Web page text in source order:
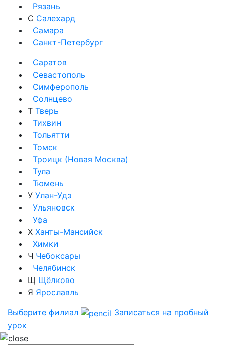
Рязань
С Салехард
Самара
Санкт-Петербург
Саратов
Севастополь
Симферополь
Солнцево
Т Тверь
Тихвин
Тольятти
Томск
Троицк (Новая Москва)
Тула
Тюмень
У Улан-Удэ
Ульяновск
Уфа
Х Ханты-Мансийск
Химки
Ч Чебоксары
Челябинск
Щ Щёлково
Я Ярославль
Выберите филиал
Записаться на пробный
урок